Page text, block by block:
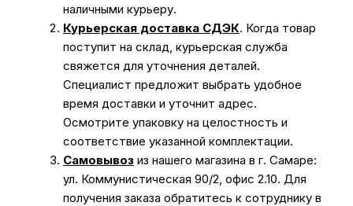
наличными курьеру.
Курьерская доставка СДЭК. Когда товар
поступит на склад, курьерская служба
свяжется для уточнения деталей.
Специалист предложит выбрать удобное
время доставки и уточнит адрес.
Осмотрите упаковку на целостность и
соответствие указанной комплектации.
Самовывоз из нашего магазина в г. Самаре:
ул. Коммунистическая 90/2, офис 2.10. Для
получения заказа обратитесь к сотруднику в